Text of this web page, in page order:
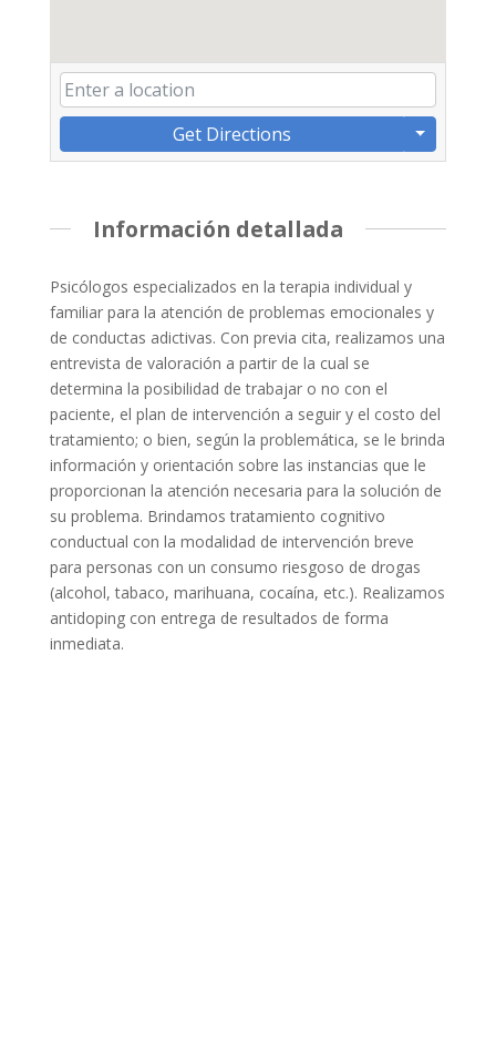
Get Directions
Información detallada
Psicólogos especializados en la terapia individual y
familiar para la atención de problemas emocionales y
de conductas adictivas. Con previa cita, realizamos una
entrevista de valoración a partir de la cual se
determina la posibilidad de trabajar o no con el
paciente, el plan de intervención a seguir y el costo del
tratamiento; o bien, según la problemática, se le brinda
información y orientación sobre las instancias que le
proporcionan la atención necesaria para la solución de
su problema. Brindamos tratamiento cognitivo
conductual con la modalidad de intervención breve
para personas con un consumo riesgoso de drogas
(alcohol, tabaco, marihuana, cocaína, etc.). Realizamos
antidoping con entrega de resultados de forma
inmediata.